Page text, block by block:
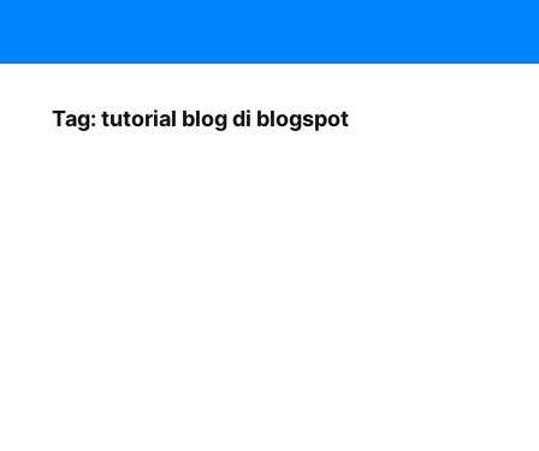
Tag: tutorial blog di blogspot